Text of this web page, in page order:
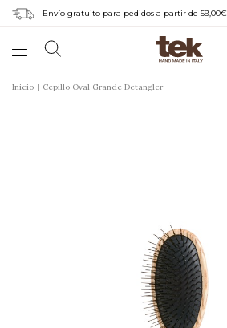
Envío gratuito para pedidos a partir de 59,00€
Inicio Cepillo Oval Grande Detangler